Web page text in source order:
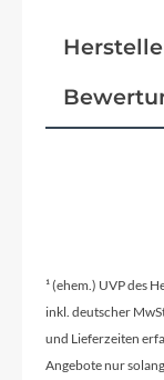
¹ (ehem.) UVP des
inkl. deutscher
und Lieferzeiten
Angebote nur